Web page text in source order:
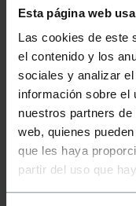
Esta página web
Las cookies de este
el contenido y los
sociales y analizar
información sobre el
nuestros partners
web, quienes
que les haya
partir del uso que
Wtyki i gniazda
przemysłowych
Niniejsze
złączy według
minimalne i
zastosowanie
wskazane w
wydajności we
Produkty
materiałów,